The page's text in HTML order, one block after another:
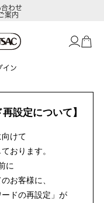
わせ
案内
イン
設定について】
けて
おります。
に
お客様に、
ドの再設定」が